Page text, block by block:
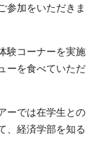
参加をいただきま
験コーナーを実施
ーを食べていただ
ーでは在学生との
、経済学部を知る